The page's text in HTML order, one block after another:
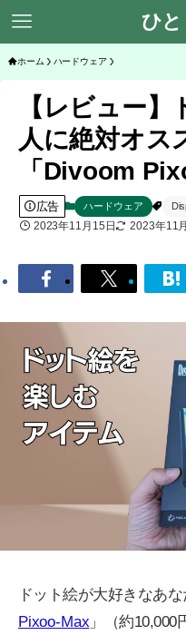
ひ
ホーム ハードウェア
【レビュー
人に絶対オス
「Divoom
広告 ハードウェア
2023年11月15日 2023年11
ドット絵が大好きなあ
Pixoo-Max 」（約